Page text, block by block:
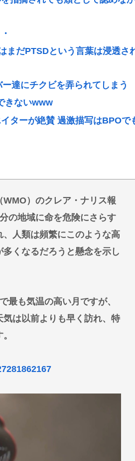
まだPTSDという言葉は浸透さ
達にチクビを弄られてしまう
きないwww
ターが絶賛 過激描写はBPOで
動BGM付きムービーを投稿「全
レ流せず悪臭&床に直接就寝&コ
初の2万人割れ。無茶苦茶生きや
てた…
）のクレア・ナリス報
の地域に命を危険にさらす
人類は頻繁にこのような高
くなるだろうと懸念を示し
最も気温の高い月ですが、
は以前よりも早く訪れ、特